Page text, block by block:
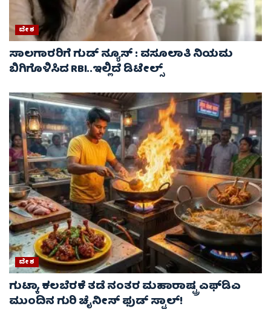
ದೇಶ
ಸಾಲಗಾರರಿಗೆ ಗುಡ್ ನ್ಯೂಸ್ : ವಸೂಲಾತಿ ನಿಯಮ
ಬಿಗಿಗೊಳಿಸಿದ RBI..ಇಲ್ಲಿದೆ ಡಿಟೇಲ್ಸ್
ದೇಶ
ಗುಟ್ಕಾ, ಕಲಬೆರಕೆ ತಡೆ ನಂತರ ಮಹಾರಾಷ್ಟ್ರ ಎಫ್‌ಡಿಎ
ಮುಂದಿನ ಗುರಿ ಚೈನೀಸ್ ಫುಡ್ ಸ್ಟಾಲ್‌!